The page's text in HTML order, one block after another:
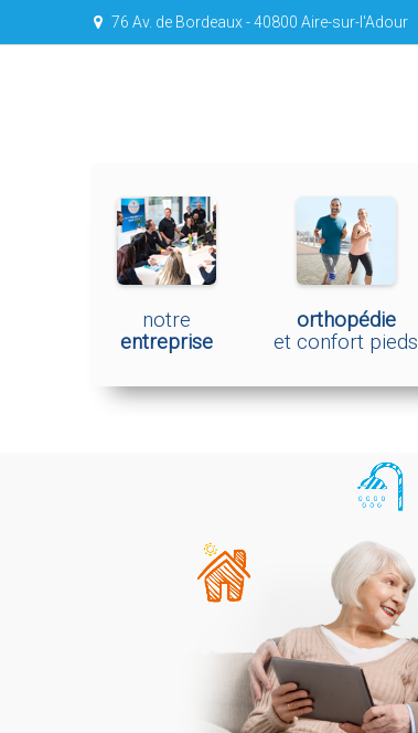
76 Av. de Bordeaux - 40800 Aire-sur-l'Adour
notre
entreprise
orthopédie
et confort pieds